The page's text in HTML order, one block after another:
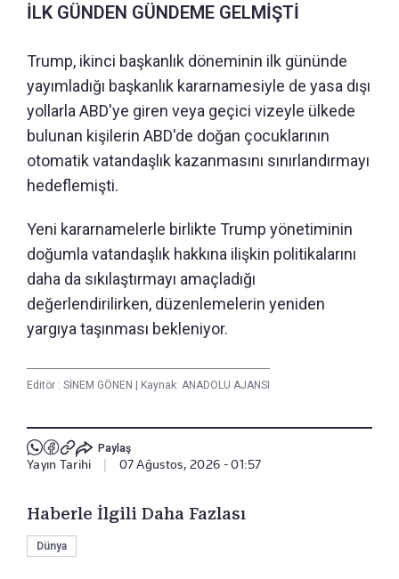
İLK GÜNDEN GÜNDEME GELMİŞTİ
Trump, ikinci başkanlık döneminin ilk gününde
yayımladığı başkanlık kararnamesiyle de yasa dışı
yollarla ABD'ye giren veya geçici vizeyle ülkede
bulunan kişilerin ABD'de doğan çocuklarının
otomatik vatandaşlık kazanmasını sınırlandırmayı
hedeflemişti.
Yeni kararnamelerle birlikte Trump yönetiminin
doğumla vatandaşlık hakkına ilişkin politikalarını
daha da sıkılaştırmayı amaçladığı
değerlendirilirken, düzenlemelerin yeniden
yargıya taşınması bekleniyor.
Editör : SİNEM GÖNEN Kaynak: ANADOLU AJANSI
Paylaş
Yayın Tarihi 07 Ağustos, 2026 - 01:57
Haberle İlgili Daha Fazlası
Dünya